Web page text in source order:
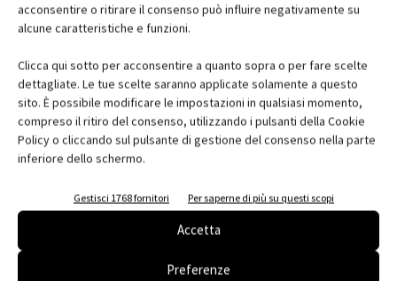
acconsentire o ritirare il consenso può influire negativamente su
alcune caratteristiche e funzioni.
Clicca qui sotto per acconsentire a quanto sopra o per fare scelte
dettagliate. Le tue scelte saranno applicate solamente a questo
sito. È possibile modificare le impostazioni in qualsiasi momento,
compreso il ritiro del consenso, utilizzando i pulsanti della Cookie
Policy o cliccando sul pulsante di gestione del consenso nella parte
inferiore dello schermo.
Gestisci 1768 fornitori Per saperne di più su questi scopi
Accetta
Preferenze
Edicola web
Iscriviti alla newsletter